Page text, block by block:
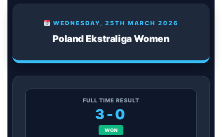
WEDNESDAY, 25TH MARCH 2026
Poland Ekstraliga Women
FULL TIME RESULT
3-0
WON